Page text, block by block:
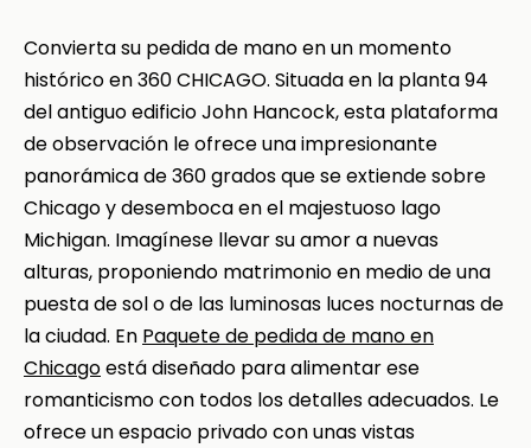
Convierta su pedida de mano en un momento
histórico en 360 CHICAGO. Situada en la planta 94
del antiguo edificio John Hancock, esta plataforma
de observación le ofrece una impresionante
panorámica de 360 grados que se extiende sobre
Chicago y desemboca en el majestuoso lago
Michigan. Imagínese llevar su amor a nuevas
alturas, proponiendo matrimonio en medio de una
puesta de sol o de las luminosas luces nocturnas de
la ciudad. En Paquete de pedida de mano en
Chicagoestá diseñado para alimentar ese
romanticismo con todos los detalles adecuados. Le
ofrece un espacio privado con unas vistas